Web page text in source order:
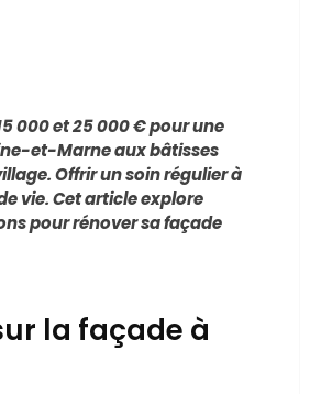
000 et 25 000 € pour une
et-Marne aux bâtisses
Offrir un soin régulier à
vie. Cet article explore
pour rénover sa façade
la façade à